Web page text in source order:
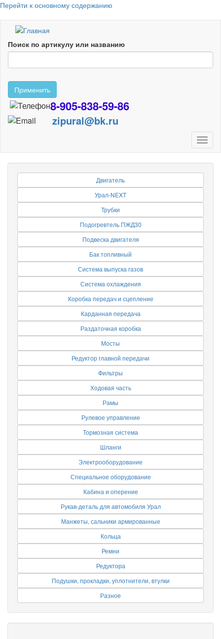
Перейти к основному содержанию
Поиск по артикулу или названию
Применить
8-905-838-59-86
zipural@bk.ru
Двигатель
Урал-NEXT
Трубки
Подогревтель ПЖД30
Подвеска двигателя
Бак топливный
Система выпуска газов
Система охлаждения
Коробка передач и сцепление
Карданная передача
Раздаточная коробка
Мосты
Редуктор главной передачи
Фильтры
Ходовая часть
Рамы
Рулевое управление
Тормозная система
Шланги
Электрооборудование
Специальное оборудование
Кабина и оперение
Рукав-деталь для автомобиля Урал
Манжеты, сальники армированные
Кольца
Ремни
Редуктора
Подушки, прокладки, уплотнители, втулки
Разное